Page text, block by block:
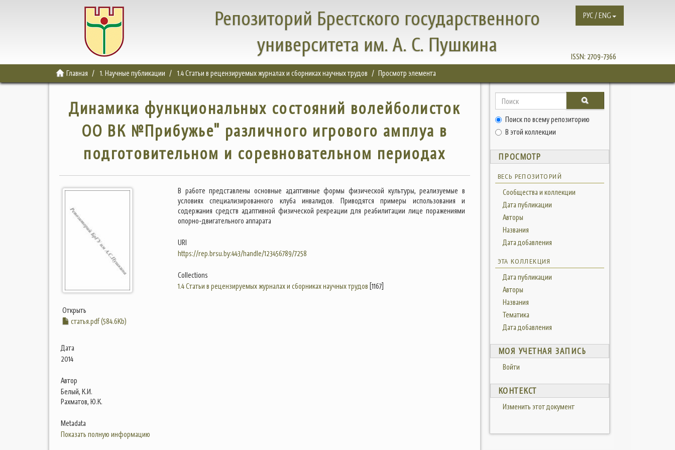
Репозиторий Брестского государственного
университета им. А. С. Пушкина
ISSN: 2709-7366
РУС / ENG
Главная 1. Научные публикации 1.4 Статьи в рецензируемых журналах и сборниках научных трудов Просмотр элемента
Динамика функциональных состояний волейболисток
ОО ВК №Прибужье" различного игрового амплуа в
подготовительном и соревновательном периодах
Открыть
статья.pdf (584.6Kb)
Дата
2014
Автор
Белый, К.И.
Рахматов, Ю.К.
Metadata
Показать полную информацию
В работе представлены основные адаптивные формы физической культуры, реализуемые в
условиях специализированного клуба инвалидов. Приводятся примеры использования и
содержания средств адаптивной физической рекреации для реабилитации лице поражениями
опорно-двигательного аппарата
URI
https://rep.brsu.by:443/handle/123456789/7258
Collections
1.4 Статьи в рецензируемых журналах и сборниках научных трудов [1167]
Поиск по всему репозиторию
В этой коллекции
ПРОСМОТР
ВЕСЬ РЕПОЗИТОРИЙ
Сообщества и коллекции
Дата публикации
Авторы
Названия
Дата добавления
ЭТА КОЛЛЕКЦИЯ
Дата публикации
Авторы
Названия
Тематика
Дата добавления
МОЯ УЧЕТНАЯ ЗАПИСЬ
Войти
КОНТЕКСТ
Изменить этот документ